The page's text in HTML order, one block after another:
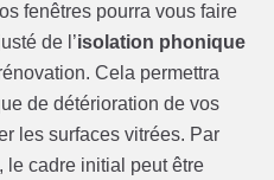
fenêtres pourra vous faire
de l’isolation phonique
Cela permettra
de détérioration de vos
les surfaces vitrées. Par
le cadre initial peut être